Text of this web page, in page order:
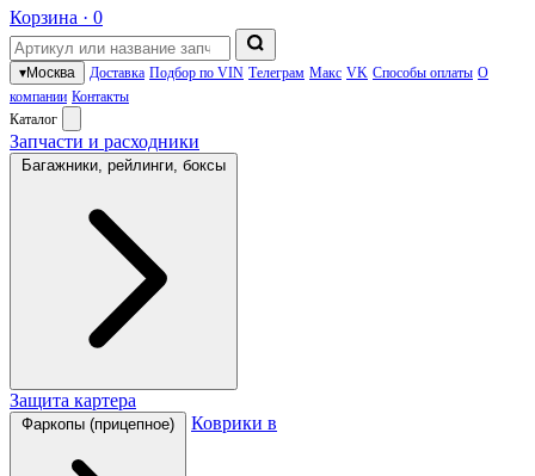
Корзина · 0
▾Москва Доставка Подбор по VIN Телеграм Макс VK Способы оплаты О
компании Контакты
Каталог
Запчасти и расходники
Багажники, рейлинги, боксы
Защита картера
Фаркопы (прицепное) Коврики в